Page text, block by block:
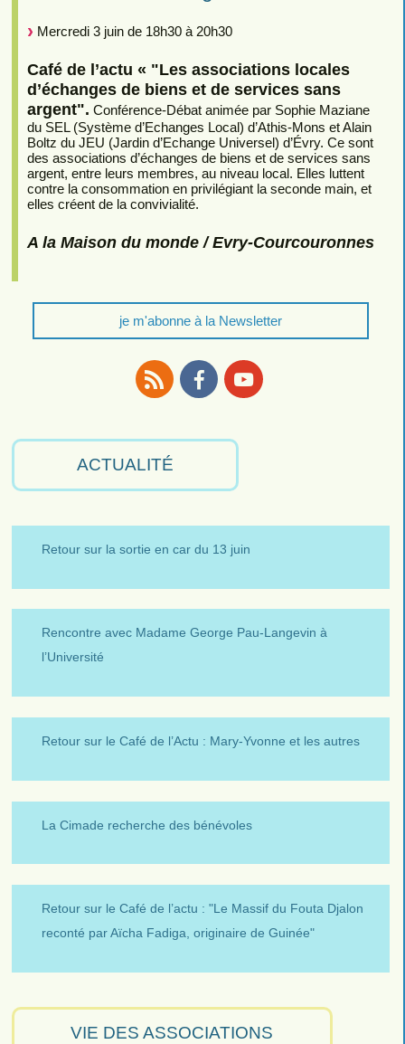
Mercredi 3 juin de 18h30 à 20h30
Café de l’actu « "Les associations locales
d’échanges de biens et de services sans
argent". Conférence-Débat animée par Sophie Maziane
du SEL (Système d’Echanges Local) d’Athis-Mons et Alain
Boltz du JEU (Jardin d’Echange Universel) d’Évry. Ce sont
des associations d’échanges de biens et de services sans
argent, entre leurs membres, au niveau local. Elles luttent
contre la consommation en privilégiant la seconde main, et
elles créent de la convivialité.
A la Maison du monde / Evry-Courcouronnes
je m'abonne à la Newsletter
ACTUALITÉ
Retour sur la sortie en car du 13 juin
Rencontre avec Madame George Pau-Langevin à
l’Université
Retour sur le Café de l’Actu : Mary-Yvonne et les autres
La Cimade recherche des bénévoles
Retour sur le Café de l’actu : "Le Massif du Fouta Djalon
reconté par Aïcha Fadiga, originaire de Guinée"
VIE DES ASSOCIATIONS